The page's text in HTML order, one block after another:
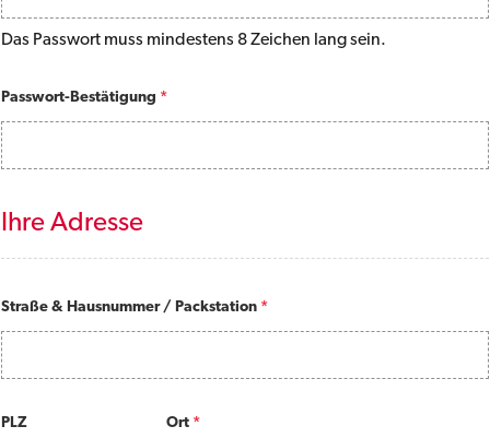
Das Passwort muss mindestens 8 Zeichen lang sein.
Passwort-Bestätigung *
Ihre Adresse
Straße & Hausnummer / Packstation *
PLZ Ort *